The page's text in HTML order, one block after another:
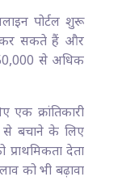
पोर्टल शुरू
कर सकते हैं और
से अधिक
क्रांतिकारी
बचाने के लिए
देता
को भी बढ़ावा